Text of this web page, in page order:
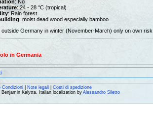
: No
: 24 - 28 °C (tropical)
: Rain forest
: moist dead wood especially bamboo
outside Germany in winter (November-March) only on own risk.
in Germania
Condizioni Note legali
Costi di spedizione
Kalytta, Italian localization by Alessandro Siletto